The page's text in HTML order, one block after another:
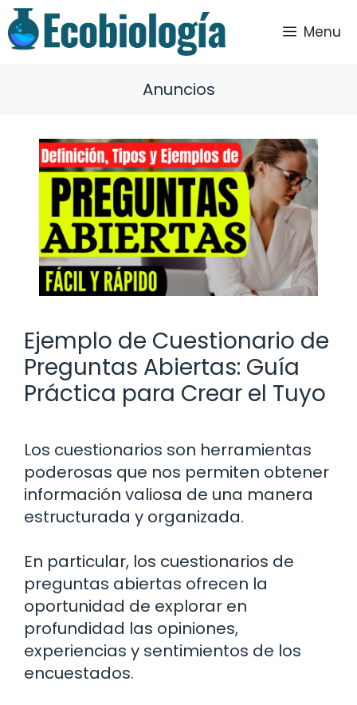
Saltar
al
contenido
Menu
Anuncios
Ejemplo de Cuestionario de
Preguntas Abiertas: Guía
Práctica para Crear el Tuyo
Los cuestionarios son herramientas
poderosas que nos permiten obtener
información valiosa de una manera
estructurada y organizada.
En particular, los cuestionarios de
preguntas abiertas ofrecen la
oportunidad de explorar en
profundidad las opiniones,
experiencias y sentimientos de los
encuestados.